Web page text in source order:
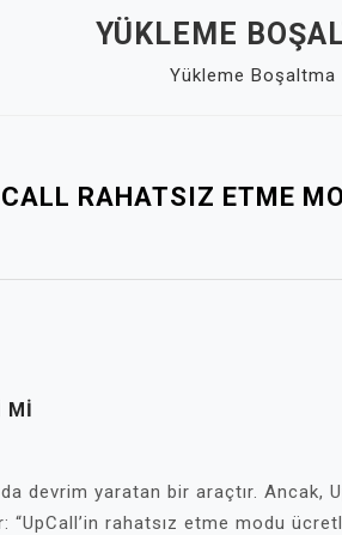
YÜKLEME
Yükleme Boşaltma
RAHATSIZ ETME
MI
devrim yaratan bir araçtır. Ancak,
“UpCall’in rahatsız etme modu